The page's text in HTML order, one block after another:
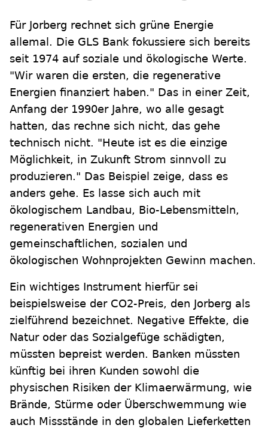
Für Jorberg rechnet sich grüne Energie
allemal. Die GLS Bank fokussiere sich bereits
seit 1974 auf soziale und ökologische Werte.
"Wir waren die ersten, die regenerative
Energien finanziert haben." Das in einer Zeit,
Anfang der 1990er Jahre, wo alle gesagt
hatten, das rechne sich nicht, das gehe
technisch nicht. "Heute ist es die einzige
Möglichkeit, in Zukunft Strom sinnvoll zu
produzieren." Das Beispiel zeige, dass es
anders gehe. Es lasse sich auch mit
ökologischem Landbau, Bio-Lebensmitteln,
regenerativen Energien und
gemeinschaftlichen, sozialen und
ökologischen Wohnprojekten Gewinn machen.
Ein wichtiges Instrument hierfür sei
beispielsweise der CO2-Preis, den Jorberg als
zielführend bezeichnet. Negative Effekte, die
Natur oder das Sozialgefüge schädigten,
müssten bepreist werden. Banken müssten
künftig bei ihren Kunden sowohl die
physischen Risiken der Klimaerwärmung, wie
Brände, Stürme oder Überschwemmung wie
auch Missstände in den globalen Lieferketten